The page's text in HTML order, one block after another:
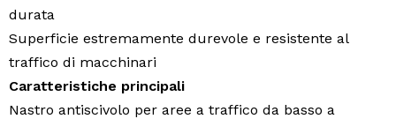
durata
Superficie estremamente durevole e resistente al
traffico di macchinari
Caratteristiche principali
Nastro antiscivolo per aree a traffico da basso a